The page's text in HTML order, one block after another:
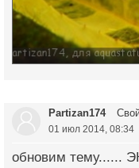
Partizan174
01 июл 2014, 08:34
обновим тему......